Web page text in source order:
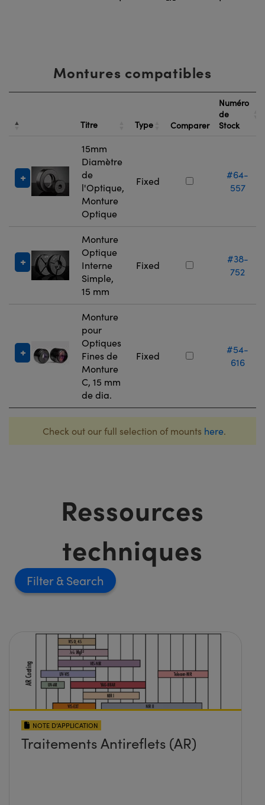
Montures compatibles
Titre Type Comparer
Numéro
de
Stock
15mm
Diamètre
de
l'Optique,
Monture
Optique
Fixed
#64-
557
Monture
Optique
Interne
Simple,
15 mm
Fixed
#38-
752
Monture
pour
Optiques
Fines de
Monture
C, 15 mm
de dia.
Fixed
#54-
616
Check out our full selection of mounts here.
Ressources
techniques
Filter
NOTE D’APPLICATION
Traitements Antireflets (AR)